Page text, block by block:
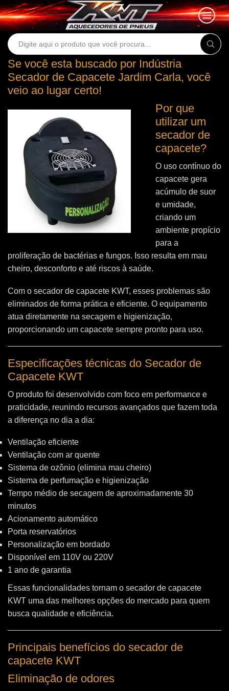
Search
Se você esta buscado por Indústria
Secador de Capacete Jardim Carla, você
veio ao lugar certo!
Por que
utilizar um
secador de
capacete?
O uso contínuo do
capacete gera
acúmulo de suor
e umidade,
criando um
ambiente propício
para a
proliferação de bactérias e fungos. Isso resulta em mau
cheiro, desconforto e até riscos à saúde.
Com o secador de capacete KWT, esses problemas são
eliminados de forma prática e eficiente. O equipamento
atua diretamente na secagem e higienização,
proporcionando um capacete sempre pronto para uso.
Especificações técnicas do Secador de
Capacete KWT
O produto foi desenvolvido com foco em performance e
praticidade, reunindo recursos avançados que fazem toda
a diferença no dia a dia:
Ventilação eficiente
Ventilação com ar quente
Sistema de ozônio (elimina mau cheiro)
Sistema de perfumação e higienização
Tempo médio de secagem de aproximadamente 30
minutos
Acionamento automático
Porta reservatórios
Personalização em bordado
Disponível em 110V ou 220V
1 ano de garantia
Essas funcionalidades tornam o secador de capacete
KWT uma das melhores opções do mercado para quem
busca qualidade e eficiência.
Principais benefícios do secador de
capacete KWT
Eliminação de odores